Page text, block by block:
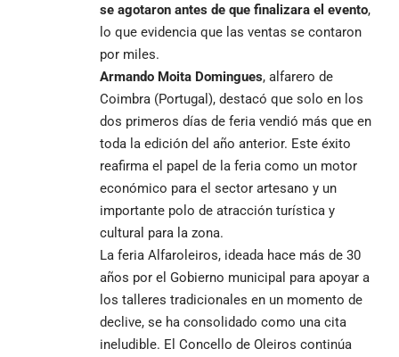
se agotaron antes de que finalizara el evento,
lo que evidencia que las ventas se contaron
por miles.
Armando Moita Domingues, alfarero de
Coimbra (Portugal), destacó que solo en los
dos primeros días de feria vendió más que en
toda la edición del año anterior. Este éxito
reafirma el papel de la feria como un motor
económico para el sector artesano y un
importante polo de atracción turística y
cultural para la zona.
La feria Alfaroleiros, ideada hace más de 30
años por el Gobierno municipal para apoyar a
los talleres tradicionales en un momento de
declive, se ha consolidado como una cita
ineludible. El Concello de Oleiros continúa